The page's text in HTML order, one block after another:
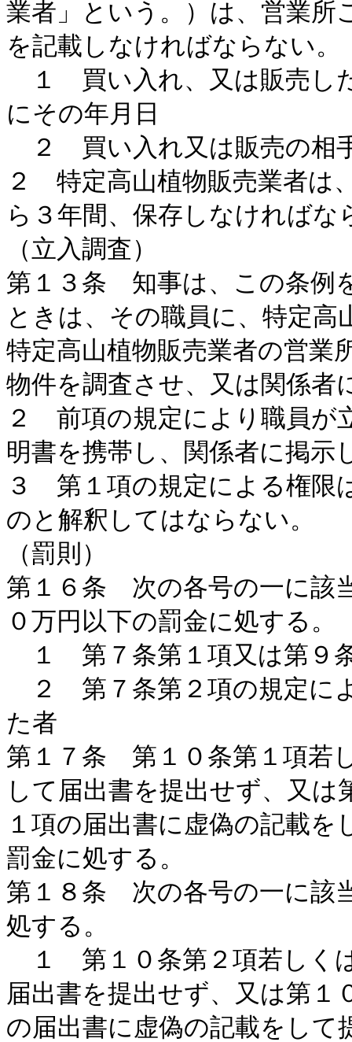
業者」という。）は、営業所
を記載しなければならない。
１ 買い入れ、又は販売し
にその年月日
２ 買い入れ又は販売の相
２ 特定高山植物販売業者は
ら３年間、保存しなければな
（立入調査）
第１３条 知事は、この条例
ときは、その職員に、特定高
特定高山植物販売業者の営業
物件を調査させ、又は関係者
２ 前項の規定により職員が
明書を携帯し、関係者に掲示
３ 第１項の規定による権限
のと解釈してはならない。
（罰則）
第１６条 次の各号の一に該
０万円以下の罰金に処する。
１ 第７条第１項又は第９
２ 第７条第２項の規定に
た者
第１７条 第１０条第１項若
して届出書を提出せず、又
１項の届出書に虚偽の記載
罰金に処する。
第１８条 次の各号の一に該
処する。
１ 第１０条第２項若しく
届出書を提出せず、又は第１
の届出書に虚偽の記載をして